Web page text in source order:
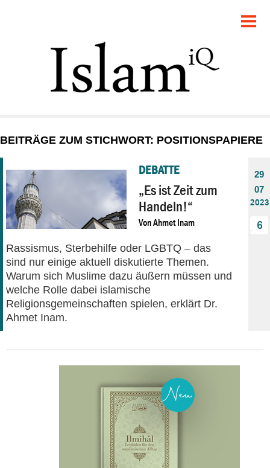
GESELLSCHAFT
STARTSEITE
DEBATTE
PANORAMA
BEITRÄGE ZUM STICHWORT: POSITIONSPAPIERE
DEBATTE
„Es ist Zeit zum
Handeln!“
VonAhmet Inam
Rassismus, Sterbehilfe oder LGBTQ – das
sind nur einige aktuell diskutierte Themen.
Warum sich Muslime dazu äußern müssen und
welche Rolle dabei islamische
Religionsgemeinschaften spielen, erklärt Dr.
Ahmet Inam.
29
07
2023
6